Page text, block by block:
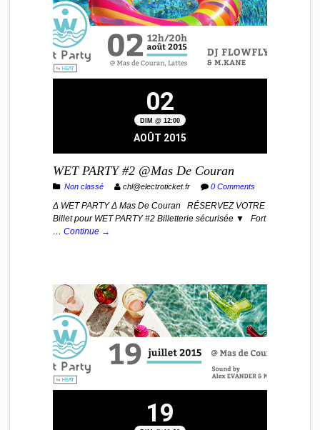
02
DIM @ 12:00
AOÛT 2015
WET PARTY #2 @Mas De Couran
Non classé chl@electroticket.fr 0 Comments
Δ WET PARTY Δ Mas De Couran RÉSERVEZ VOTRE
Billet pour WET PARTY #2 Billetterie sécurisée ▼ Fort
… Continue →
19